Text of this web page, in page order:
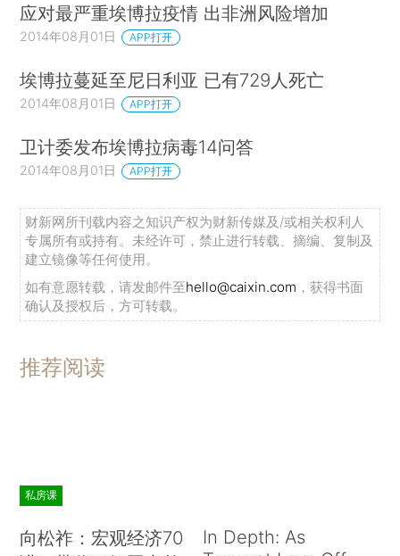
应对最严重埃博拉疫情 出非洲风险增加
2014年08月01日 APP打开
埃博拉蔓延至尼日利亚 已有729人死亡
2014年08月01日 APP打开
卫计委发布埃博拉病毒14问答
2014年08月01日 APP打开
财新网所刊载内容之知识产权为财新传媒及/或相关权利人
专属所有或持有。未经许可，禁止进行转载、摘编、复制及
建立镜像等任何使用。
如有意愿转载，请发邮件至hello@caixin.com ，获得书面
确认及授权后，方可转载。
推荐阅读
私房课
向松祚：宏观经济70
In Depth: As